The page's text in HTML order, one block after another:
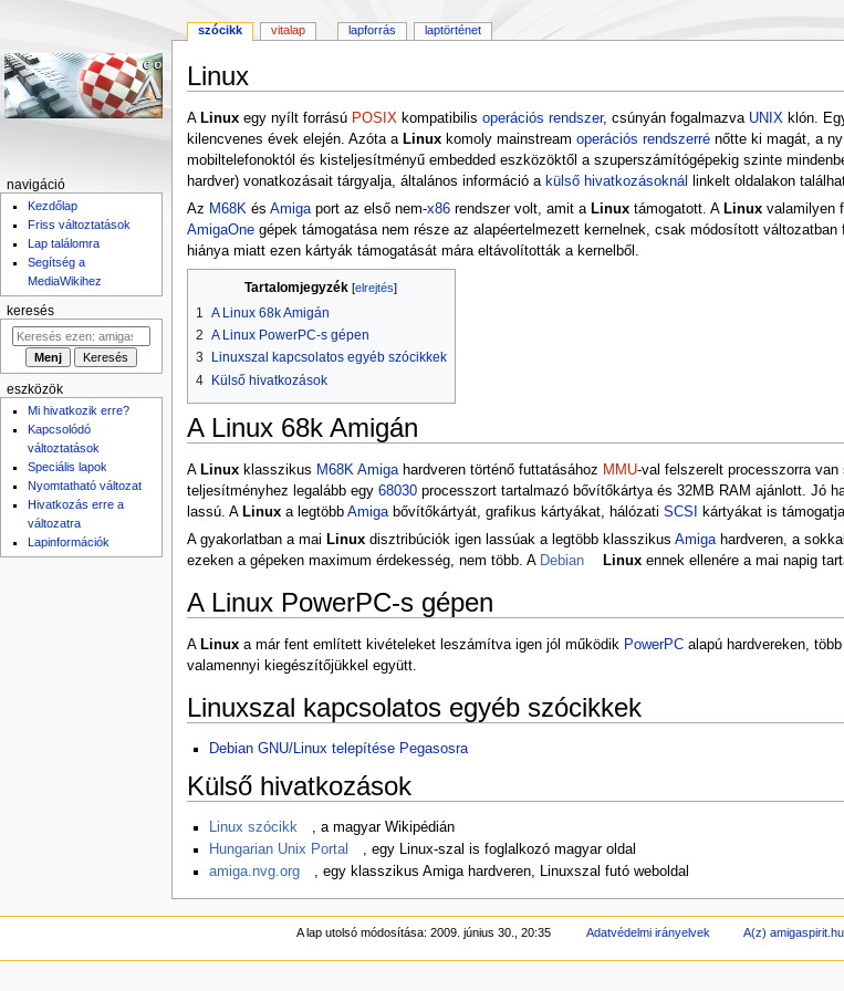
Linux
Ugrás
a
navigációhoz
Ugrás
a
kereséshez
A Linuxegy nyílt forrású POSIX kompatibilis operációs rendszer, csúnyán fogalmazva UNIX klón.
kilencvenes évek elején. Azóta a Linuxkomoly mainstream operációs rendszerrénőtte ki magát, a
mobiltelefonoktól és kisteljesítményű embedded eszközöktől a szuperszámítógépekig szinte
hardver) vonatkozásait tárgyalja, általános információ a külső hivatkozásoknál
linkelt oldalakon
Az M68Kés Amigaport az első nem-x86rendszer volt, amit a Linuxtámogatott. A Linuxvalamilyen
AmigaOnegépek támogatása nem része az alapéertelmezett kernelnek, csak módosított változatban
hiánya miatt ezen kártyák támogatását mára eltávolították a kernelből.
Tartalomjegyzék
1 A Linux 68k Amigán
2 A Linux PowerPC-s gépen
3
Linuxszal kapcsolatos egyéb szócikkek
4 Külső hivatkozások
A Linux 68k Amigán
A Linuxklasszikus M68K Amigahardveren történő futtatásához MMU-val felszerelt processzorra
teljesítményhez legalább egy 68030processzort tartalmazó bővítőkártya és 32MB RAM ajánlott. Jó
lassú. A Linuxa legtöbb Amigabővítőkártyát, grafikus kártyákat, hálózati SCSI
kártyákat is támogatja.
A gyakorlatban a mai Linuxdisztribúciók igen lassúak a legtöbb klasszikus Amigahardveren, a
ezeken a gépeken maximum érdekesség, nem több. A Debian Linuxennek ellenére a mai napig
A Linux PowerPC-s gépen
A Linuxa már fent említett kivételeket leszámítva igen jól működik PowerPCalapú hardvereken,
valamennyi kiegészítőjükkel együtt.
Linuxszal kapcsolatos egyéb szócikkek
Debian GNU/Linux telepítése Pegasosra
Külső hivatkozások
Linux szócikk
, a magyar Wikipédián
Hungarian Unix Portal
, egy Linux-szal is foglalkozó magyar oldal
amiga.nvg.org
, egy klasszikus Amiga hardveren, Linuxszal futó weboldal
szócikk vitalap lapforrás laptörténet
navigáció
Kezdőlap
Friss változtatások
Lap találomra
Segítség a
MediaWikihez
keresés
eszközök
Mi hivatkozik erre?
Kapcsolódó
változtatások
Speciális lapok
Nyomtatható változat
Hivatkozás erre a
változatra
Lapinformációk
A lap utolsó módosítása: 2009. június 30., 20:35 Adatvédelmi irányelvek A(z)